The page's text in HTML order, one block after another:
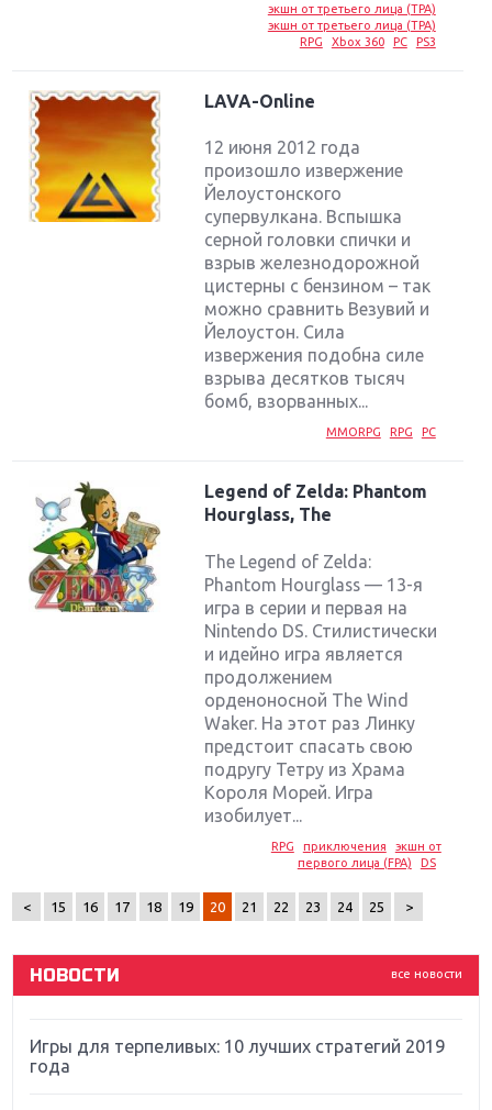
экшн от третьего лица (TPA)
экшн от третьего лица (TPA)
RPG
Xbox 360 PC PS3
LAVA-Online
12 июня 2012 года
произошло извержение
Йелоустонского
супервулкана. Вспышка
серной головки спички и
взрыв железнодорожной
цистерны с бензином – так
можно сравнить Везувий и
Йелоустон. Сила
извержения подобна силе
взрыва десятков тысяч
бомб, взорванных...
MMORPG RPG PC
Legend of Zelda: Phantom
Hourglass, The
The Legend of Zelda:
Phantom Hourglass — 13-я
игра в серии и первая на
Nintendo DS. Стилистически
и идейно игра является
продолжением
орденоносной The Wind
Waker. На этот раз Линку
предстоит спасать свою
подругу Тетру из Храма
Короля Морей. Игра
изобилует...
RPG приключения
экшн от
первого лица (FPA)
DS
< 15 16 17 18 19 20 21 22 23 24 25 >
все новости
НОВОСТИ
Крупнейшие релизы мая: Nintendo, Microsoft и
Новинки для Nintendo Switch: Labo, South Park и
Far Cry 5: хвалить нельзя ругать
Игры для терпеливых: 10 лучших стратегий 2019
года